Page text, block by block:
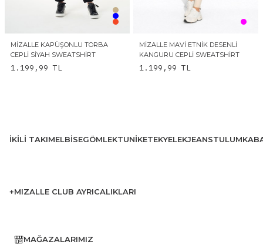
MIZALLE KAPÜŞONLU TORBA
CEPLI SIYAH SWEATSHIRT
1.199,99 TL
MIZALLE MAVI ETNIK DESENLI
KANGURU CEPLI SWEATSHIRT
1.199,99 TL
İKILI TAKIMELBISEGÖMLEKTUNIKETEKYELEKJEANSTULUM
+MIZALLE CLUB AYRICALIKLARI
MAĞAZALARIMIZ